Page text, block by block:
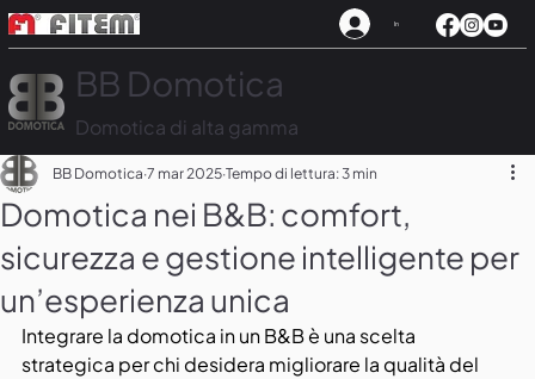
In
BB Domotica
Domotica di alta gamma
Domotica nei B&B: comfort,
sicurezza e gestione intelligente per
un’esperienza unica
BB Domotica 7 mar 2025 Tempo di lettura: 3 min
Integrare la domotica in un B&B è una scelta
strategica per chi desidera migliorare la qualità del